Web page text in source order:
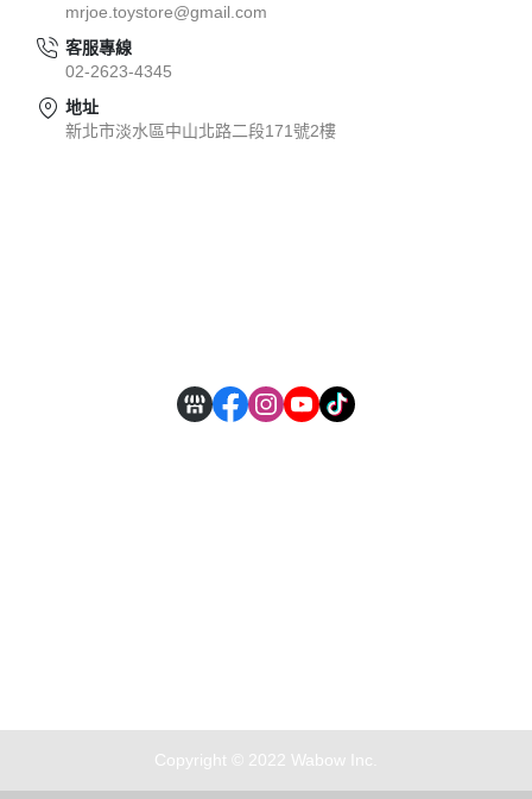
mrjoe.toystore@gmail.com
客服專線
02-2623-4345
地址
新北市淡水區中山北路二段171號2樓
Copyright © 2022 Wabow Inc.